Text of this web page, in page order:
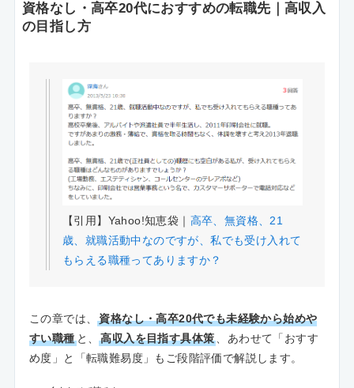
資格なし・高卒20代におすすめの転職先｜高収入
の目指し方
【引用】Yahoo!知恵袋｜ 高卒、無資格、21
歳、就職活動中なのですが、私でも受け入れて
もらえる職種ってありますか？
この章では、資格なし・高卒20代でも未経験から始めや
すい職種と、高収入を目指す具体策
、あわせて「おすす
め度」と「転職難易度」もご段階評価で解説します。